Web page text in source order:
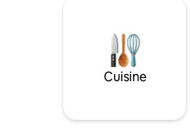
Cuisine